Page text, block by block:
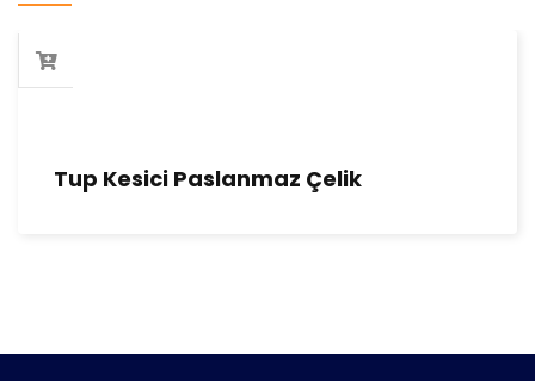
Tup Kesici Paslanmaz Çelik